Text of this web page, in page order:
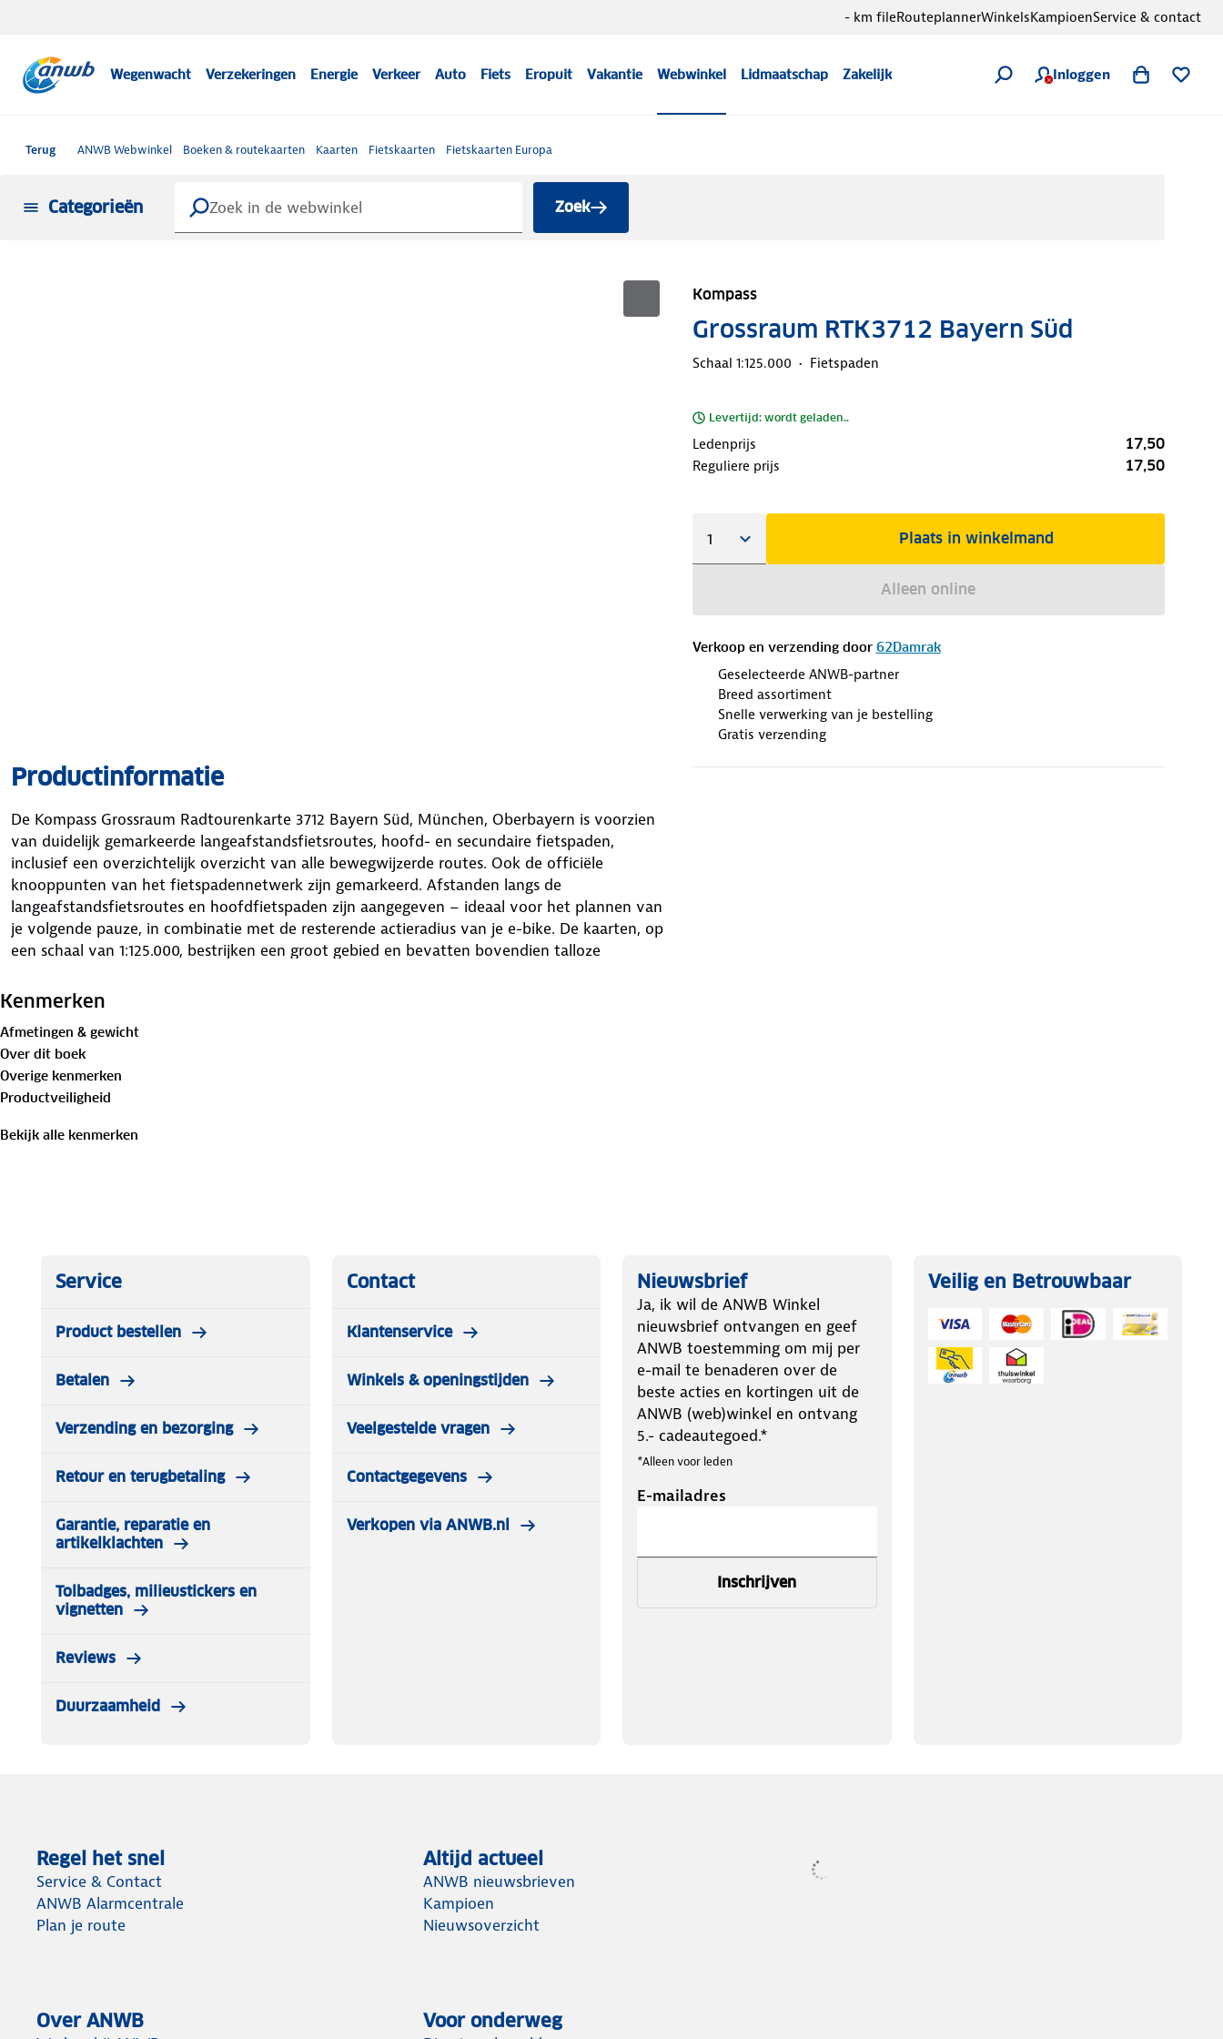
Wegenwacht Verzekeringen Energie Verkeer Auto Fiets Eropuit Vakantie Webwinkel Lidmaatschap Zakelijk Inloggen
- km fileRouteplannerWinkelsKampioenService & contact
Terug ANWB Webwinkel Boeken & routekaarten Kaarten Fietskaarten Fietskaarten Europa
Categorieën Zoek
Kompass
Grossraum RTK3712 Bayern Süd
Schaal 1:125.000 Fietspaden
Levertijd: wordt geladen..
Ledenprijs 17,50
Reguliere prijs 17,50
Plaats in winkelmand
Alleen online
Verkoop en verzending door 62Damrak
Geselecteerde ANWB-partner
Breed assortiment
Snelle verwerking van je bestelling
Gratis verzending
Productinformatie
De Kompass Grossraum Radtourenkarte 3712 Bayern Süd, München, Oberbayern is voorzien
van duidelijk gemarkeerde langeafstandsfietsroutes, hoofd- en secundaire fietspaden,
inclusief een overzichtelijk overzicht van alle bewegwijzerde routes. Ook de officiële
knooppunten van het fietspadennetwerk zijn gemarkeerd. Afstanden langs de
langeafstandsfietsroutes en hoofdfietspaden zijn aangegeven – ideaal voor het plannen van
je volgende pauze, in combinatie met de resterende actieradius van je e-bike. De kaarten, op
een schaal van 1:125.000, bestrijken een groot gebied en bevatten bovendien talloze
vrijetijdsbesteding en verkeersspecifieke infrastructuur. Daarnaast zijn de GPX-gegevens van
weerbestendige papier maakt het product compleet.
Kenmerken
Afmetingen & gewicht
Over dit boek
Overige kenmerken
Productveiligheid
Bekijk alle kenmerken
Service
Product bestellen
Betalen
Verzending en bezorging
Retour en terugbetaling
Garantie, reparatie en
artikelklachten
Tolbadges, milieustickers en
vignetten
Reviews
Duurzaamheid
Contact
Klantenservice
Winkels & openingstijden
Veelgestelde vragen
Contactgegevens
Verkopen via ANWB.nl
Nieuwsbrief
Ja, ik wil de ANWB Winkel
nieuwsbrief ontvangen en geef
ANWB toestemming om mij per
e-mail te benaderen over de
beste acties en kortingen uit de
ANWB (web)winkel en ontvang
5.- cadeautegoed.*
*Alleen voor leden
E-mailadres
Inschrijven
Veilig en Betrouwbaar
Regel het snel
Service & Contact
ANWB Alarmcentrale
Plan je route
Altijd actueel
ANWB nieuwsbrieven
Kampioen
Nieuwsoverzicht
Over ANWB Voor onderweg